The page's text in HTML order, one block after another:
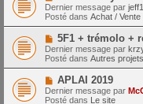
s
a
g
e
u
m
e
s
s
a
g
o
u
v
e
a
u
m
e
s
s
a
Dernier message par
Posté dans Achat / Vente
N
o
u
v
a
u
m
5F1 + trémolo +
Dernier message par
Posté dans Autres
N
o
u
APLAI 2019
Dernier message par
Posté dans Le site